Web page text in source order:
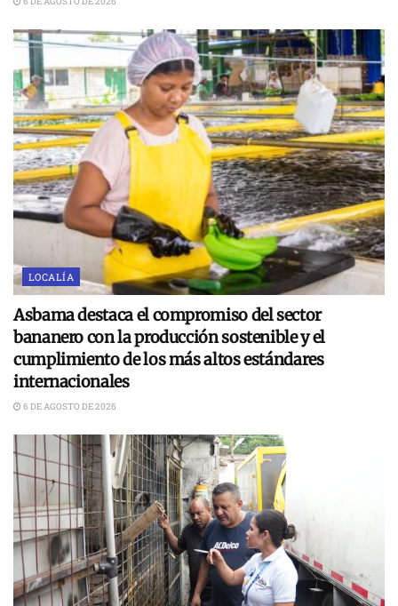
LOCALÍA
Asbama destaca el compromiso del sector
bananero con la producción sostenible y el
cumplimiento de los más altos estándares
internacionales
6 DE AGOSTO DE 2026